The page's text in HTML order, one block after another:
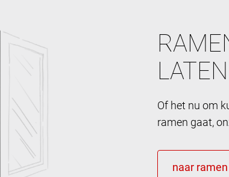
LATEN
Of het nu om
ramen gaat,